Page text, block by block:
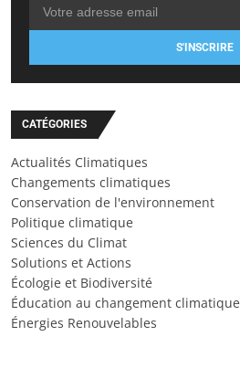
S'INSCRIRE
CATÉGORIES
Actualités Climatiques
Changements climatiques
Conservation de l'environnement
Politique climatique
Sciences du Climat
Solutions et Actions
Écologie et Biodiversité
Éducation au changement climatique
Énergies Renouvelables